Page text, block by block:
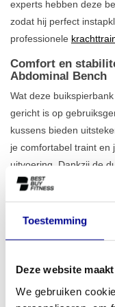
Toestemming
Deze website
We gebruiken
experts hebben deze
zodat hij perfect
professionele
Comfort en
Abdominal Bench
Wat deze
gericht is op
kussens bieden
je comfortabel traint en
uitvoering. Dankzij de
veilig op- en
De vaste hellingshoek
buikspierbanken om de
Perfect voor